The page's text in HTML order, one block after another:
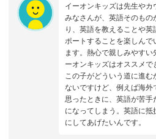
イーオンキッズは先生やカ
みなさんが、英語そのもの
り、英語を教えることや英
ポートすることを楽しんで
ます。熱心で親しみやすい
ーオンキッズはオススメで
この子がどういう道に進む
ないですけど、例えば海外
思ったときに、英語が苦手
になってしまう。英語に抵
にしてあげたいんです。